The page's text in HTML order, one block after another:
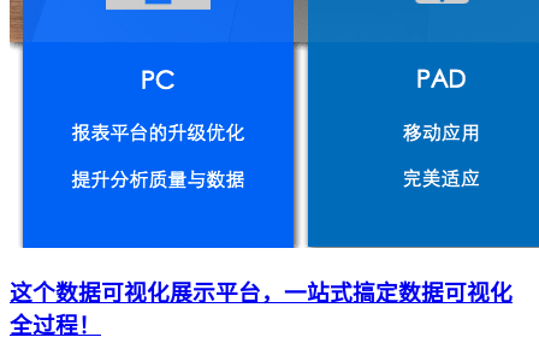
这个数据可视化展示平台，一站式搞定数据可视化
全过程！